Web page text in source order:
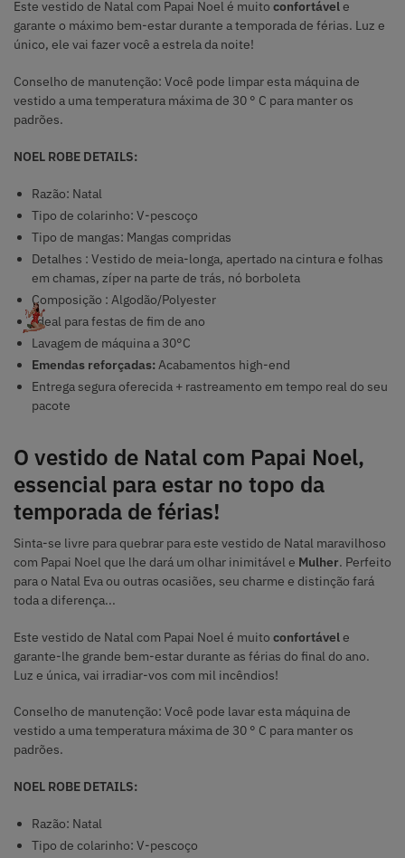
Este vestido de Natal com Papai Noel é muito confortávele
garante o máximo bem-estar durante a temporada de férias. Luz e
único, ele vai fazer você a estrela da noite!
Conselho de manutenção: Você pode limpar esta máquina de
vestido a uma temperatura máxima de 30 ° C para manter os
padrões.
NOEL ROBE DETAILS:
Razão: Natal
Tipo de colarinho: V-pescoço
Tipo de mangas: Mangas compridas
Detalhes : Vestido de meia-longa, apertado na cintura e folhas
em chamas, zíper na parte de trás, nó borboleta
Composição : Algodão/Polyester
Ideal para festas de fim de ano
Lavagem de máquina a 30°C
Emendas reforçadas:Acabamentos high-end
Entrega segura oferecida + rastreamento em tempo real do seu
pacote
O vestido de Natal com Papai Noel,
essencial para estar no topo da
temporada de férias!
Sinta-se livre para quebrar para este vestido de Natal maravilhoso
com Papai Noel que lhe dará um olhar inimitável e Mulher. Perfeito
para o Natal Eva ou outras ocasiões, seu charme e distinção fará
toda a diferença...
Este vestido de Natal com Papai Noel é muito confortávele
garante-lhe grande bem-estar durante as férias do final do ano.
Luz e única, vai irradiar-vos com mil incêndios!
Conselho de manutenção: Você pode lavar esta máquina de
vestido a uma temperatura máxima de 30 ° C para manter os
padrões.
NOEL ROBE DETAILS:
Razão: Natal
Tipo de colarinho: V-pescoço